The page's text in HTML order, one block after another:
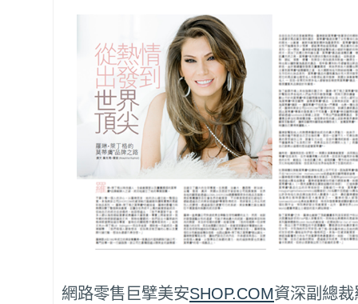
網路零售巨擘美安SHOP.COM資深副總裁